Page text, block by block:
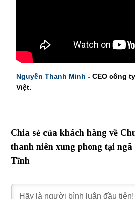
Nguyễn Thanh Minh - CEO công
Việt.
Chia sẻ của khách hàng về
thanh niên xung phong tại
Tĩnh